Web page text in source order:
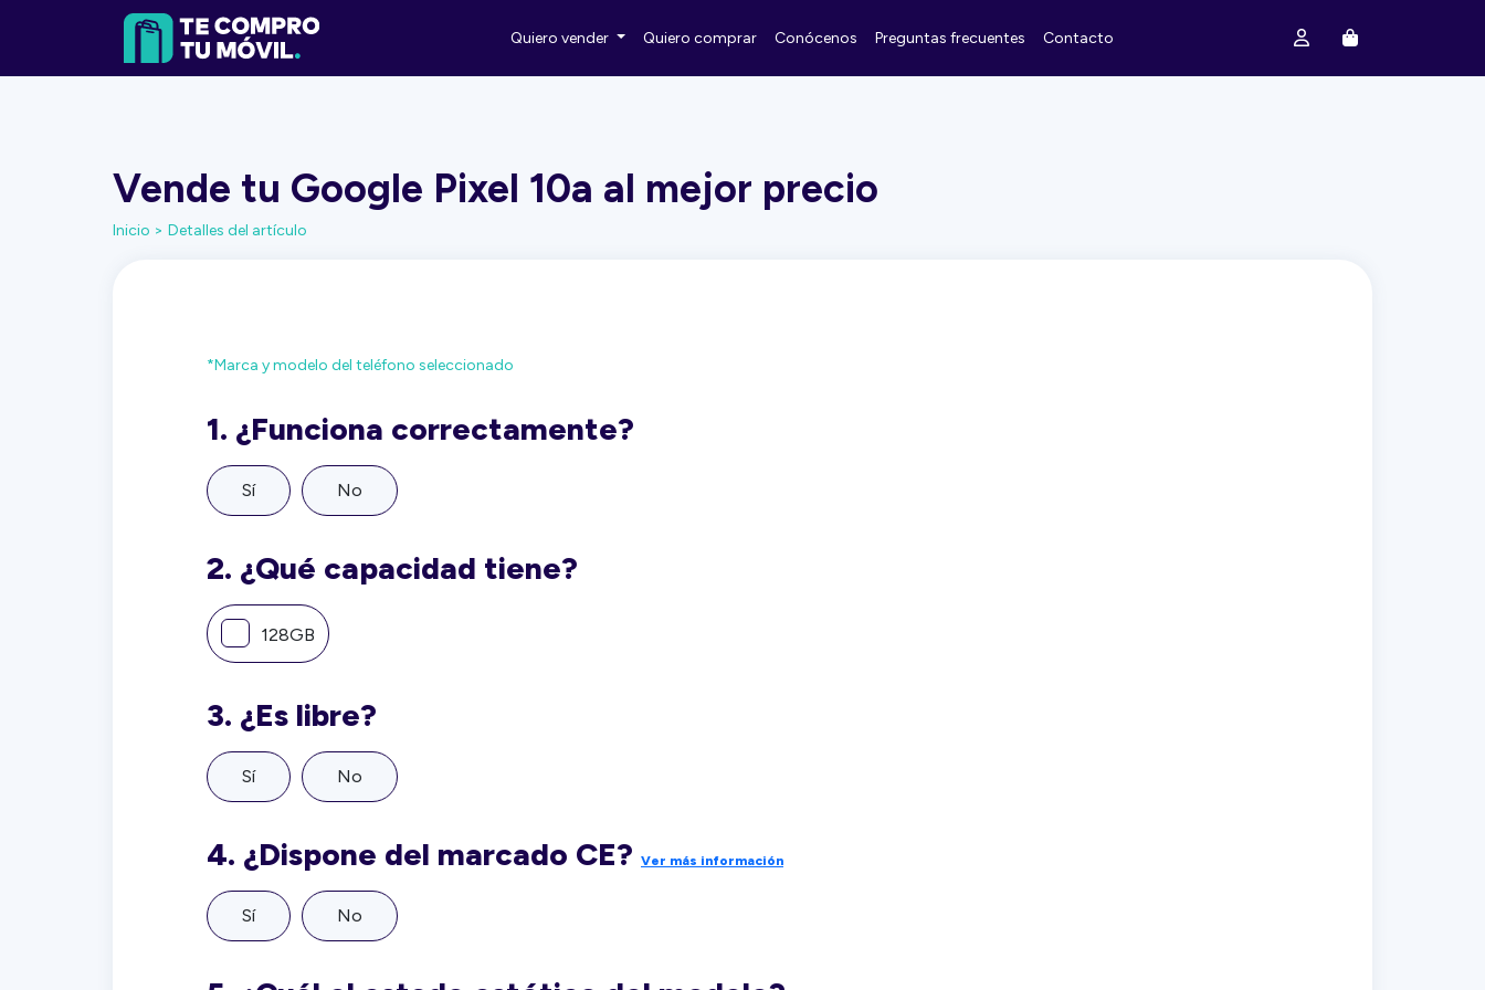
Quiero vender Quiero comprar Conócenos Preguntas frecuentes Contacto
Vende tu Google Pixel 10a al mejor precio
Inicio > Detalles del artículo
*Marca y modelo del teléfono seleccionado
1. ¿Funciona correctamente?
Sí No
2. ¿Qué capacidad tiene?
128GB
3. ¿Es libre?
Sí No
4. ¿Dispone del marcado CE? Ver más información
Sí No